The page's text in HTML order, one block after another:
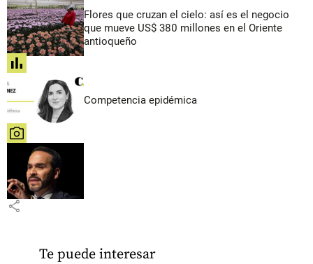
Flores que cruzan el cielo: así es el negocio
que mueve US$ 380 millones en el Oriente
antioqueño
share
Competencia epidémica
share
share
Te puede interesar